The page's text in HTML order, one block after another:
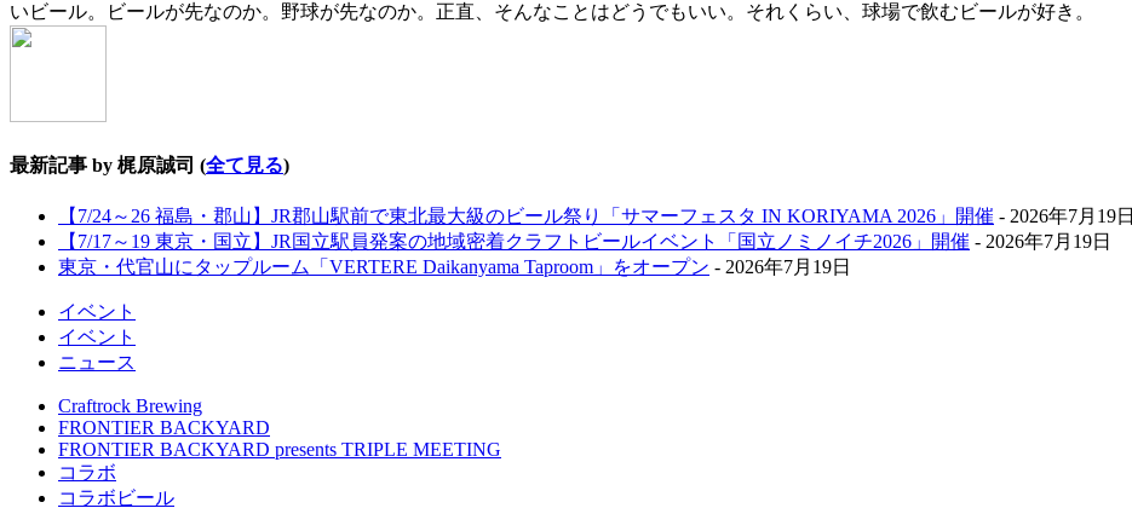
いビール。ビールが先なのか。野球が先なのか。正直、そんなことはどうでもいい。それくらい、球場で飲むビールが好き。
最新記事 by 梶原誠司 (全て見る)
【7/24～26 福島・郡山】JR郡山駅前で東北最大級のビール祭り「サマーフェスタ IN KORIYAMA 2026」開催 - 2026年7月19日
【7/17～19 東京・国立】JR国立駅員発案の地域密着クラフトビールイベント「国立ノミノイチ2026」開催 - 2026年7月19日
東京・代官山にタップルーム「VERTERE Daikanyama Taproom」をオープン - 2026年7月19日
イベント
イベント
ニュース
Craftrock Brewing
FRONTIER BACKYARD
FRONTIER BACKYARD presents TRIPLE MEETING
コラボ
コラボビール